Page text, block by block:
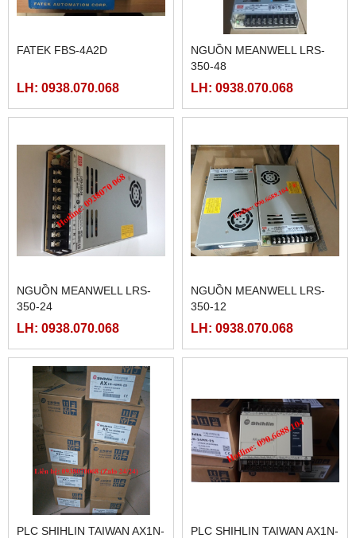
FATEK FBS-4A2D
LH: 0938.070.068
NGUỒN MEANWELL LRS-
350-48
LH: 0938.070.068
NGUỒN MEANWELL LRS-
350-24
LH: 0938.070.068
NGUỒN MEANWELL LRS-
350-12
LH: 0938.070.068
PLC SHIHLIN TAIWAN AX1N-
PLC SHIHLIN TAIWAN AX1N-